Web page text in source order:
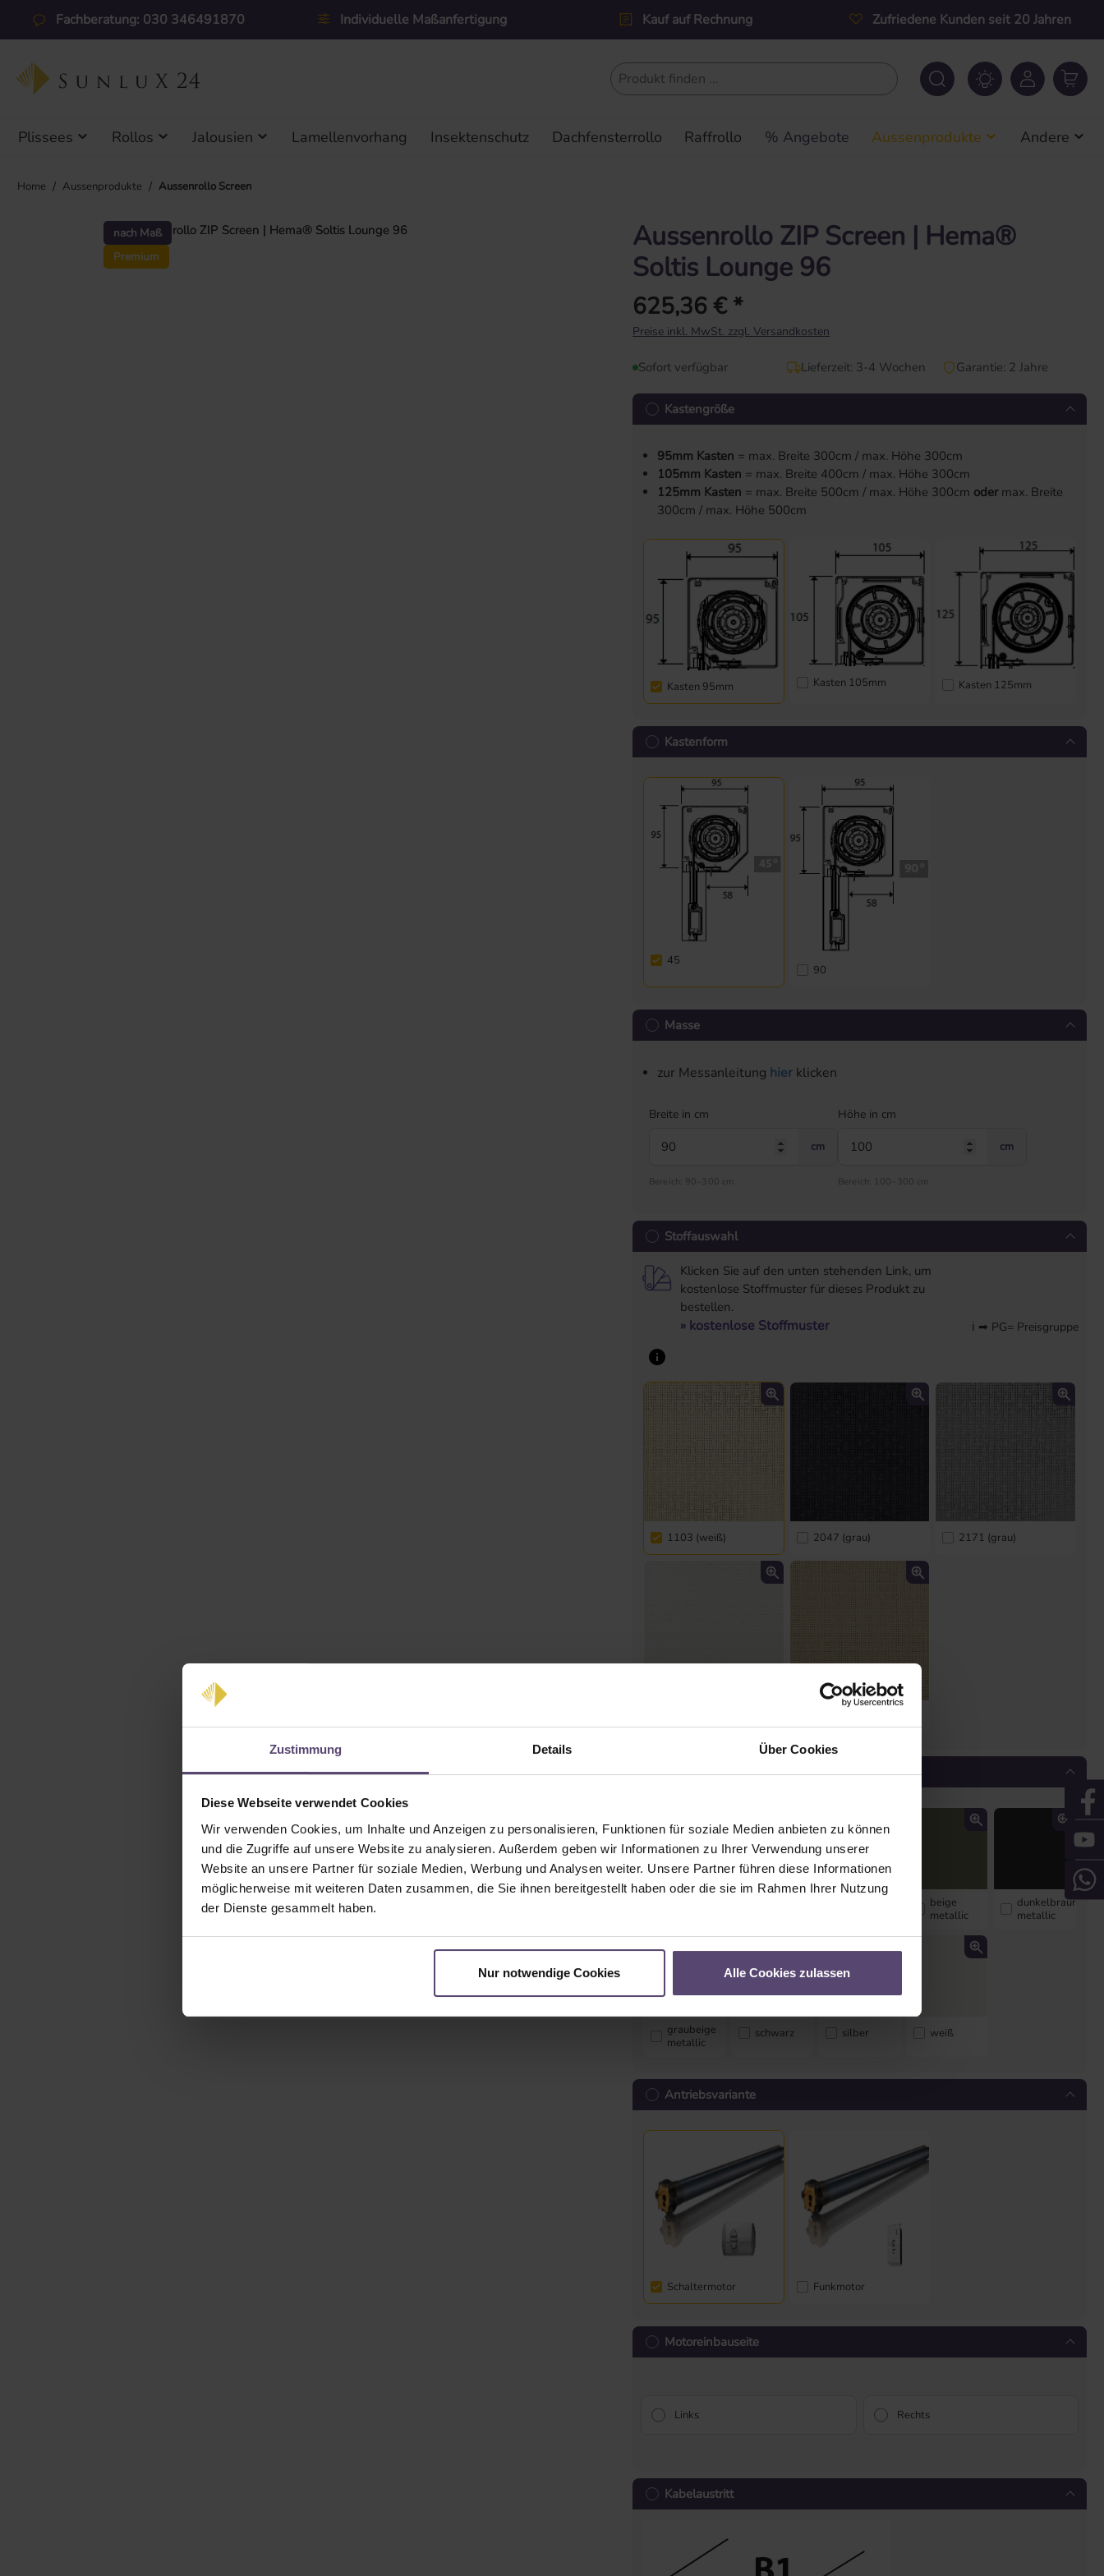
Zustimmung Details Über Cookies
Diese Webseite verwendet Cookies
Wir verwenden Cookies, um Inhalte und Anzeigen zu personalisieren, Funktionen für soziale Medien anbieten zu können
und die Zugriffe auf unsere Website zu analysieren. Außerdem geben wir Informationen zu Ihrer Verwendung unserer
Website an unsere Partner für soziale Medien, Werbung und Analysen weiter. Unsere Partner führen diese Informationen
möglicherweise mit weiteren Daten zusammen, die Sie ihnen bereitgestellt haben oder die sie im Rahmen Ihrer Nutzung
der Dienste gesammelt haben.
Nur notwendige Cookies Alle Cookies zulassen
Hauptinhalt springen
Zur Suche springen
Zur Hauptnavigation springen
Fachberatung: 030 346491870 Individuelle Maßanfertigung Kauf auf Rechnung Zufriedene Kunden seit 20 Jahren
Plissees Rollos Jalousien Lamellenvorhang Insektenschutz Dachfensterrollo Raffrollo % Angebote Aussenprodukte Andere
Home / Aussenprodukte / Aussenrollo Screen
nach Maß
Premium
Bildergalerie überspringen
Aussenrollo ZIP Screen | Hema®
Soltis Lounge 96
Regulärer Preis:
625,36 € *
Preise inkl. MwSt. zzgl. Versandkosten
Sofort verfügbar Lieferzeit: 3-4 Wochen Garantie: 2 Jahre
Kastengröße
95mm Kasten = max. Breite 300cm / max. Höhe 300cm
105mm Kasten = max. Breite 400cm / max. Höhe 300cm
125mm Kasten = max. Breite 500cm / max. Höhe 300cm odermax. Breite
300cm / max. Höhe 500cm
Kasten 95mm Kasten 105mm Kasten 125mm
Kastenform
45
90
Masse
zur Messanleitung hier klicken
Breite in cm
cm
Bereich: 90–300 cm
Höhe in cm
cm
Bereich: 100–300 cm
Stoffauswahl
Klicken Sie auf den unten stehenden Link, um
kostenlose Stoffmuster für dieses Produkt zu
bestellen.
» kostenlose Stoffmuster ℹ ➡ PG= Preisgruppe
1103 (weiß) 2047 (grau) 2171 (grau)
Kasten und Schienenfarbe
beige
metallic
dunkelbraun
metallic
graubeige
metallic
schwarz silber weiß
Antriebsvariante
Schaltermotor Funkmotor
Motoreinbauseite
Links Rechts
Kabelaustritt